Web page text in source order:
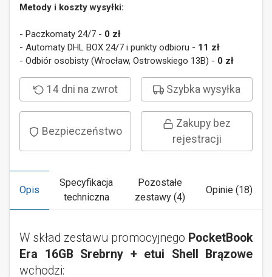
Metody i koszty wysyłki:
- Paczkomaty 24/7 - 0 zł
- Automaty DHL BOX 24/7 i punkty odbioru - 11 zł
- Odbiór osobisty (Wrocław, Ostrowskiego 13B) - 0 zł
14 dni na zwrot Szybka wysyłka
Bezpieczeństwo
Zakupy bez
rejestracji
Opis
Specyfikacja
techniczna
Pozostałe
zestawy (4)
Opinie (18)
W skład zestawu promocyjnego PocketBook
Era 16GB Srebrny + etui Shell Brązowe
wchodzi: